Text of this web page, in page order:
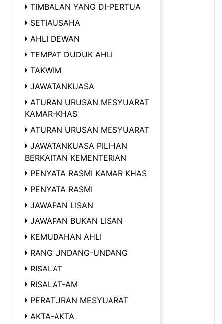
TIMBALAN YANG DI-PERTUA
SETIAUSAHA
AHLI DEWAN
TEMPAT DUDUK AHLI
TAKWIM
JAWATANKUASA
ATURAN URUSAN MESYUARAT
KAMAR-KHAS
ATURAN URUSAN MESYUARAT
JAWATANKUASA PILIHAN
BERKAITAN KEMENTERIAN
PENYATA RASMI KAMAR KHAS
PENYATA RASMI
JAWAPAN LISAN
JAWAPAN BUKAN LISAN
KEMUDAHAN AHLI
RANG UNDANG-UNDANG
RISALAT
RISALAT-AM
PERATURAN MESYUARAT
AKTA-AKTA